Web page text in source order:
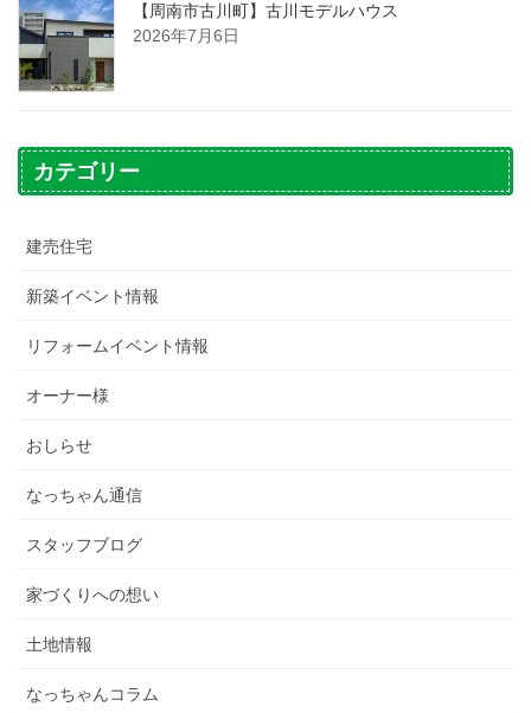
【周南市古川町】古川モデルハウス
2026年7月6日
カテゴリー
建売住宅
新築イベント情報
リフォームイベント情報
オーナー様
おしらせ
なっちゃん通信
スタッフブログ
家づくりへの想い
土地情報
なっちゃんコラム